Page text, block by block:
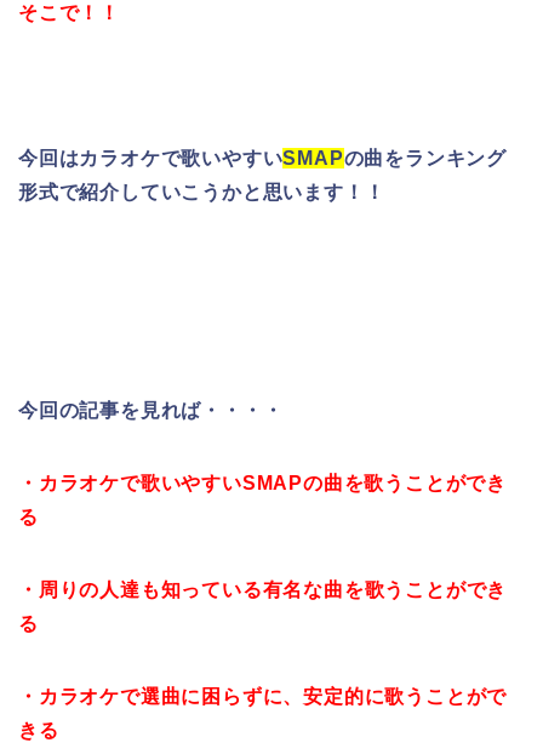
そこで！！
今回はカラオケで歌いやすいSMAPの曲をランキング
形式で紹介していこうかと思います！！
今回の記事を見れば・・・・
・カラオケで歌いやすいSMAPの曲を歌うことができ
る
・周りの人達も知っている有名な曲を歌うことができ
る
・カラオケで選曲に困らずに、安定的に歌うことがで
きる